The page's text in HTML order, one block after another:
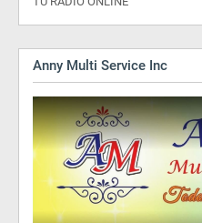
Anny Multi Service Inc